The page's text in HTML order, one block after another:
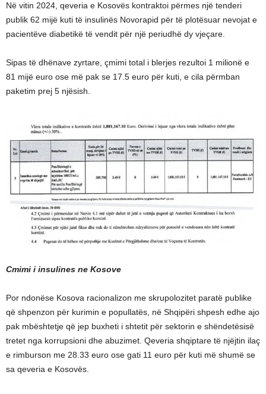
Në vitin 2024, qeveria e Kosovës kontraktoi përmes një tenderi
publik 62 mijë kuti të insulinës Novorapid për të plotësuar nevojat e
pacientëve diabetikë të vendit për një periudhë dy vjeçare.
Sipas të dhënave zyrtare, çmimi total i blerjes rezultoi 1 milionë e
81 mijë euro ose më pak se 17.5 euro për kuti, e cila përmban
paketim prej 5 njësish.
Cmimi i insulines ne Kosove
Por ndonëse Kosova racionalizon me skrupolozitet paratë publike
që shpenzon për kurimin e popullatës, në Shqipëri shpesh edhe ajo
pak mbështetje që jep buxheti i shtetit për sektorin e shëndetësisë
tretet nga korrupsioni dhe abuzimet. Qeveria shqiptare të njëjtin ilaç
e rimburson me 28.33 euro ose gati 11 euro për kuti më shumë se
sa qeveria e Kosovës.